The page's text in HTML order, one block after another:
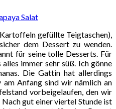
gefüllte Teigtaschen),
dem Dessert zu wenden.
für seine tolle Desserts. Für
immer sehr süß. Ich gönne
Die Gattin hat allerdings
am Anfang sind wir nämlich an
vorbeigelaufen, den wir
gut einer viertel Stunde ist